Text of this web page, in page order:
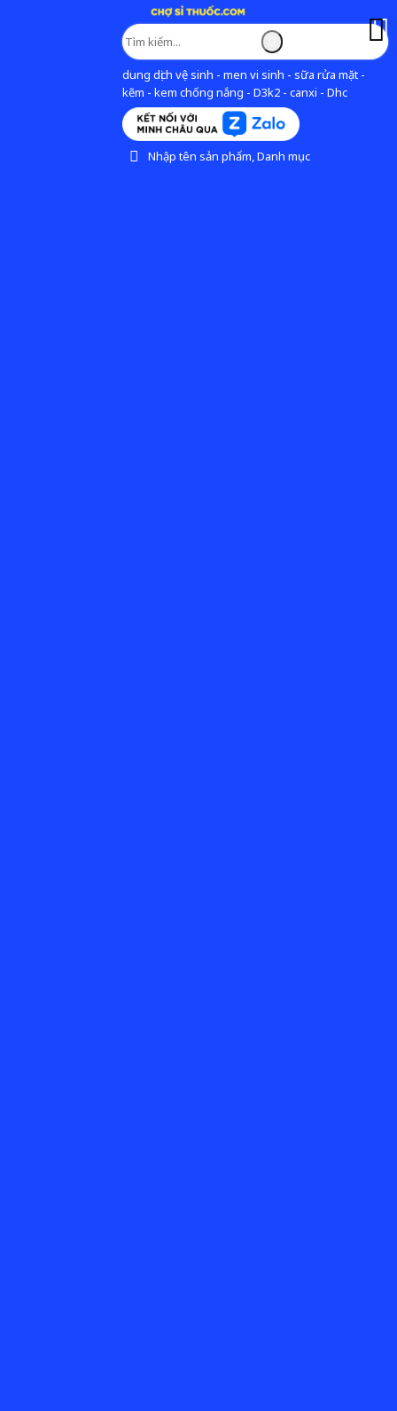
dung dịch vệ sinh - men vi sinh - sữa rửa mặt -
kẽm - kem chống nắng - D3k2 - canxi - Dhc
Nhập tên sản phẩm, Danh mục